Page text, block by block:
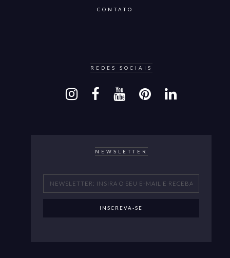
CONTATO
REDES SOCIAIS
NEWSLETTER